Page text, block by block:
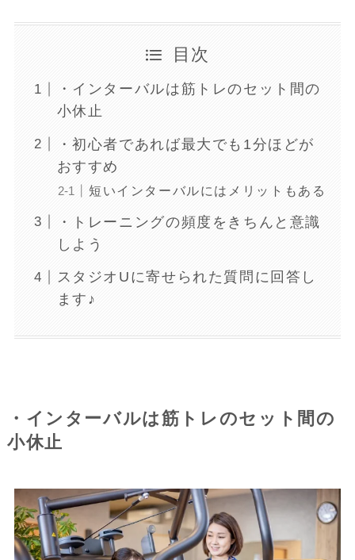
目次
・インターバルは筋トレのセット間の
小休止
・初心者であれば最大でも1分ほどが
おすすめ
短いインターバルにはメリットもある
・トレーニングの頻度をきちんと意識
しよう
スタジオUに寄せられた質問に回答し
ます♪
・インターバルは筋トレのセット間の
小休止